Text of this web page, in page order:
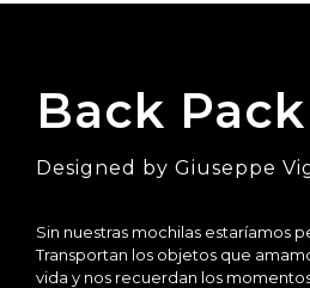
Back Pack
Designed by Giuseppe
Sin nuestras mochilas estaríamos
Transportan los objetos que
vida y nos recuerdan los